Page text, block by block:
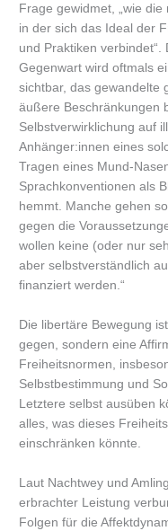
Frage gewidmet, „wie
in der sich das Ideal der
und Praktiken verbindet“.
Gegenwart wird oftmals
sichtbar, das gewandelte
äußere Beschränkungen
Selbstverwirklichung auf
Anhänger:innen eines
Tragen eines Mund-
Sprachkonventionen als
hemmt. Manche gehen
gegen die
wollen keine (oder nur
aber selbstverständlich
finanziert werden.“
Die libertäre Bewegung
gegen, sondern eine
Freiheitsnormen,
Selbstbestimmung und
Letztere selbst ausüben
alles, was dieses
einschränken könnte.
Laut Nachtwey und
erbrachter Leistung
Folgen für die